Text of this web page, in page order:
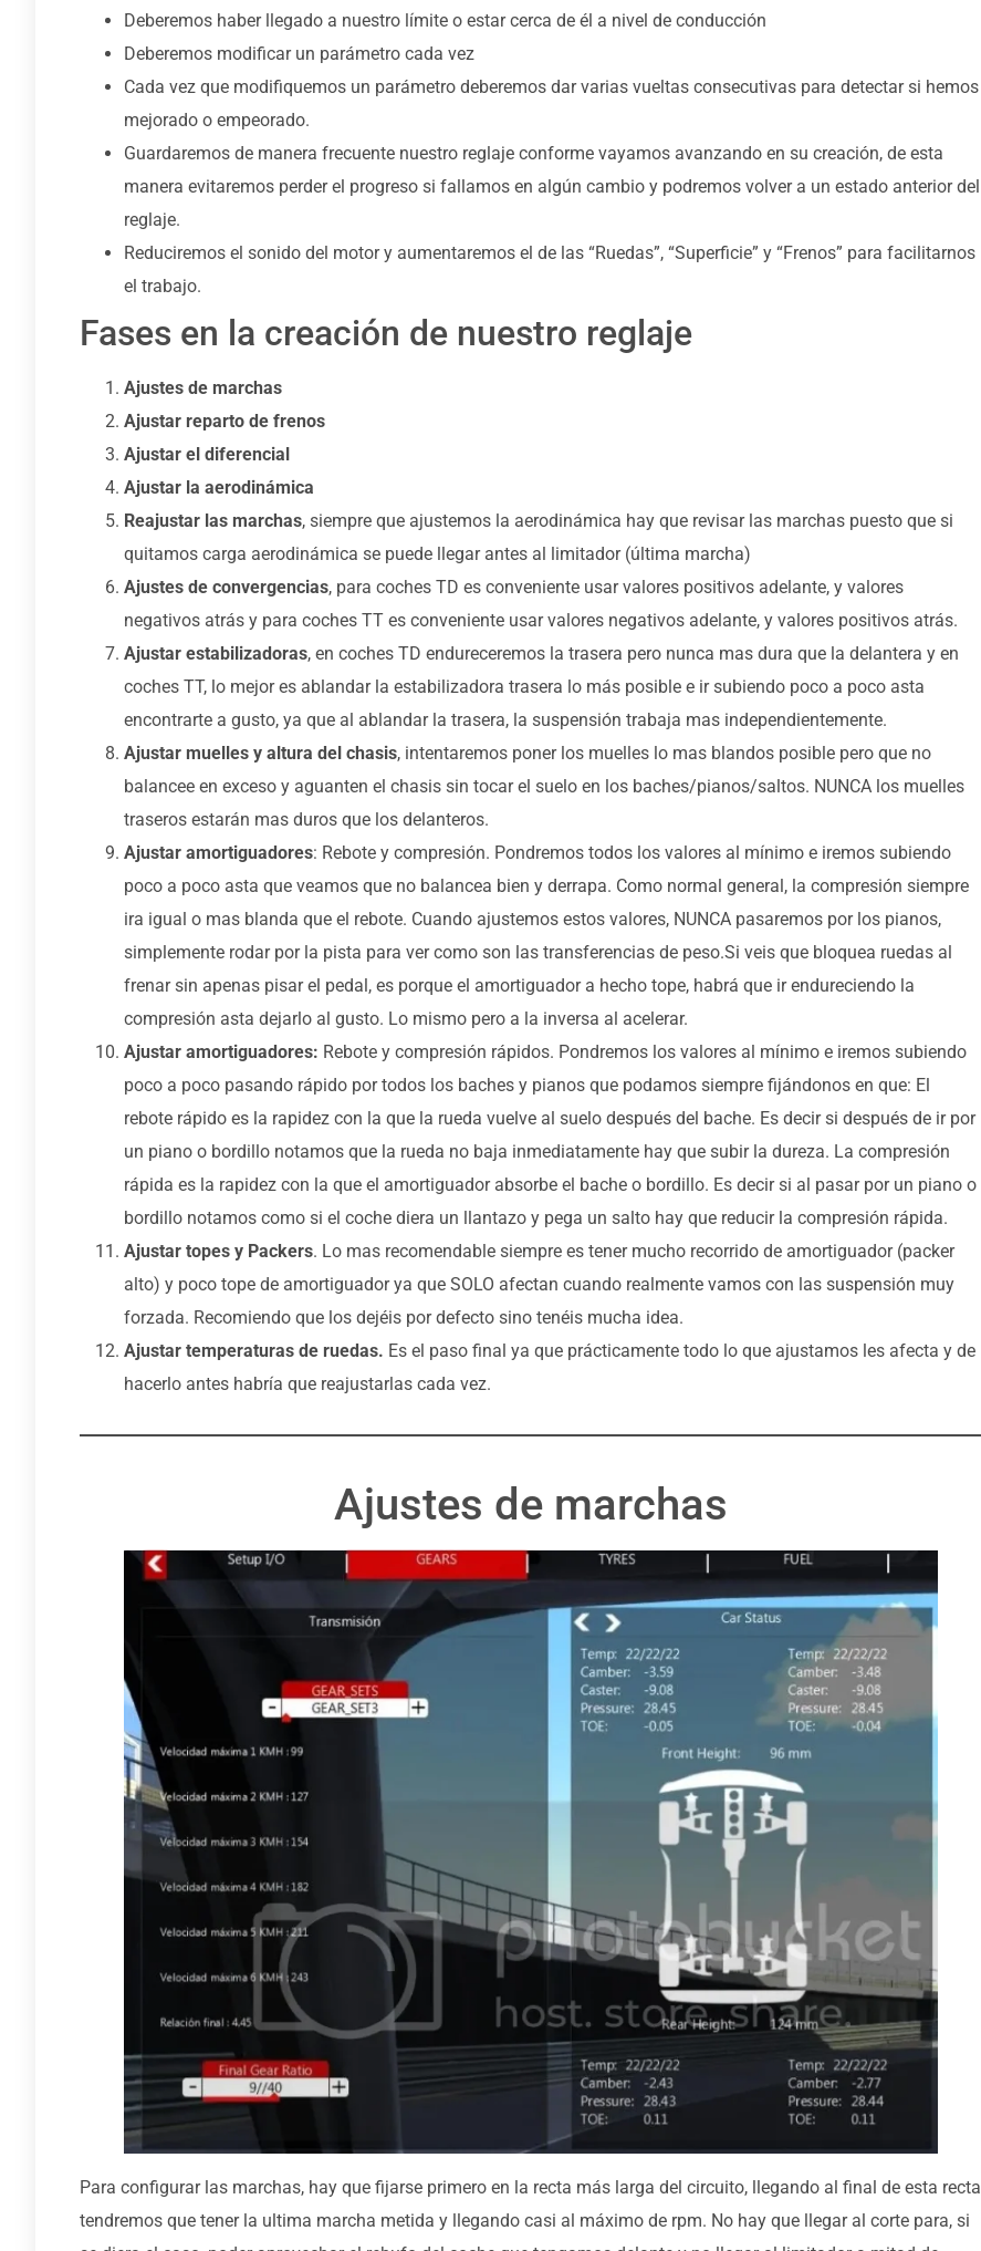
Deberemos haber llegado a nuestro límite o estar cerca de él a nivel de conducción
Deberemos modificar un parámetro cada vez
Cada vez que modifiquemos un parámetro deberemos dar varias vueltas consecutivas para detectar si hemos
mejorado o empeorado.
Guardaremos de manera frecuente nuestro reglaje conforme vayamos avanzando en su creación, de esta
manera evitaremos perder el progreso si fallamos en algún cambio y podremos volver a un estado anterior del
reglaje.
Reduciremos el sonido del motor y aumentaremos el de las “Ruedas”, “Superficie” y “Frenos” para facilitarnos
el trabajo.
Fases en la creación de nuestro reglaje
Ajustes de marchas
Ajustar reparto de frenos
Ajustar el diferencial
Ajustar la aerodinámica
Reajustar las marchas, siempre que ajustemos la aerodinámica hay que revisar las marchas puesto que si
quitamos carga aerodinámica se puede llegar antes al limitador (última marcha)
Ajustes de convergencias, para coches TD es conveniente usar valores positivos adelante, y valores
negativos atrás y para coches TT es conveniente usar valores negativos adelante, y valores positivos atrás.
Ajustar estabilizadoras, en coches TD endureceremos la trasera pero nunca mas dura que la delantera y en
coches TT, lo mejor es ablandar la estabilizadora trasera lo más posible e ir subiendo poco a poco asta
encontrarte a gusto, ya que al ablandar la trasera, la suspensión trabaja mas independientemente.
Ajustar muelles y altura del chasis, intentaremos poner los muelles lo mas blandos posible pero que no
balancee en exceso y aguanten el chasis sin tocar el suelo en los baches/pianos/saltos. NUNCA los muelles
traseros estarán mas duros que los delanteros.
Ajustar amortiguadores: Rebote y compresión. Pondremos todos los valores al mínimo e iremos subiendo
poco a poco asta que veamos que no balancea bien y derrapa. Como normal general, la compresión siempre
ira igual o mas blanda que el rebote. Cuando ajustemos estos valores, NUNCA pasaremos por los pianos,
simplemente rodar por la pista para ver como son las transferencias de peso.Si veis que bloquea ruedas al
frenar sin apenas pisar el pedal, es porque el amortiguador a hecho tope, habrá que ir endureciendo la
compresión asta dejarlo al gusto. Lo mismo pero a la inversa al acelerar.
Ajustar amortiguadores: Rebote y compresión rápidos. Pondremos los valores al mínimo e iremos subiendo
poco a poco pasando rápido por todos los baches y pianos que podamos siempre fijándonos en que: El
rebote rápido es la rapidez con la que la rueda vuelve al suelo después del bache. Es decir si después de ir por
un piano o bordillo notamos que la rueda no baja inmediatamente hay que subir la dureza. La compresión
rápida es la rapidez con la que el amortiguador absorbe el bache o bordillo. Es decir si al pasar por un piano o
bordillo notamos como si el coche diera un llantazo y pega un salto hay que reducir la compresión rápida.
Ajustar topes y Packers. Lo mas recomendable siempre es tener mucho recorrido de amortiguador (packer
alto) y poco tope de amortiguador ya que SOLO afectan cuando realmente vamos con las suspensión muy
forzada. Recomiendo que los dejéis por defecto sino tenéis mucha idea.
Ajustar temperaturas de ruedas. Es el paso final ya que prácticamente todo lo que ajustamos les afecta y de
hacerlo antes habría que reajustarlas cada vez.
Ajustes de marchas
Para configurar las marchas, hay que fijarse primero en la recta más larga del circuito, llegando al final de esta recta
tendremos que tener la ultima marcha metida y llegando casi al máximo de rpm. No hay que llegar al corte para, si